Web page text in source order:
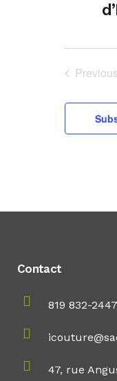
Previous
Contact
819 832-2447
47, rue